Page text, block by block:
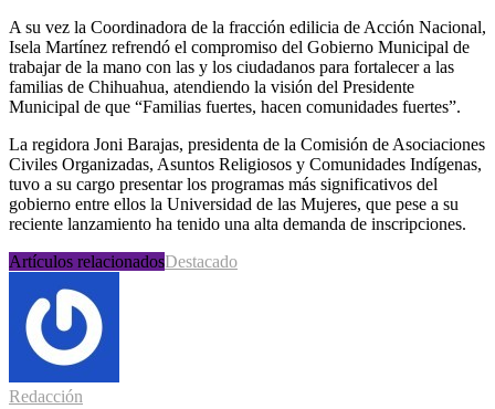
A su vez la Coordinadora de la fracción edilicia de Acción Nacional,
Isela Martínez refrendó el compromiso del Gobierno Municipal de
trabajar de la mano con las y los ciudadanos para fortalecer a las
familias de Chihuahua, atendiendo la visión del Presidente
Municipal de que “Familias fuertes, hacen comunidades fuertes”.
La regidora Joni Barajas, presidenta de la Comisión de Asociaciones
Civiles Organizadas, Asuntos Religiosos y Comunidades Indígenas,
tuvo a su cargo presentar los programas más significativos del
gobierno entre ellos la Universidad de las Mujeres, que pese a su
reciente lanzamiento ha tenido una alta demanda de inscripciones.
Artículos relacionadosDestacado
Redacción